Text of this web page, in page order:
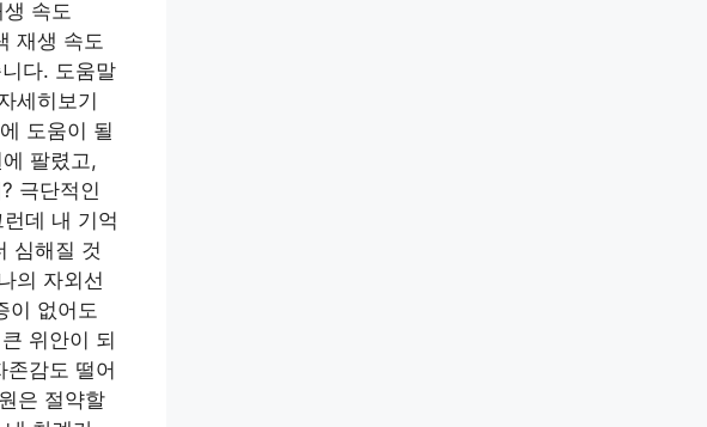
속도
재생 속도
다. 도움말
세히보기
도움이 될
팔렸고,
극단적인
데 내 기억
심해질 것
의 자외선
이 없어도
위안이 되
감도 떨어
은 절약할